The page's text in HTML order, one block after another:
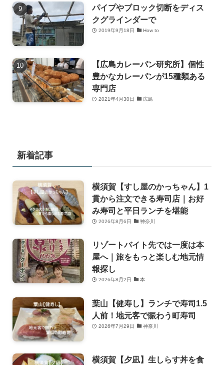
パイプやブロック切断をディス
クグラインダーで
2019年9月18日 How to
【広島カレーパン研究所】個性
豊かなカレーパンが15種類ある
専門店
2021年4月30日 広島
新着記事
横須賀【すし屋のかっちゃん】1
貫から注文できる寿司店｜お好
み寿司と平日ランチを堪能
2026年8月6日 神奈川
リゾートバイト先では一度は本
屋へ｜旅をもっと楽しむ地元情
報探し
2026年8月2日 本
葉山【健寿し】ランチで寿司1.5
人前！地元客で賑わう町寿司
2026年7月29日 神奈川
横須賀【夕凪】生しらす丼を食